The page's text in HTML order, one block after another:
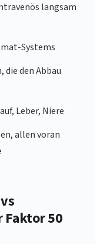
langsam
Systems
die den Abbau
Leber, Niere
allen voran
Faktor 50